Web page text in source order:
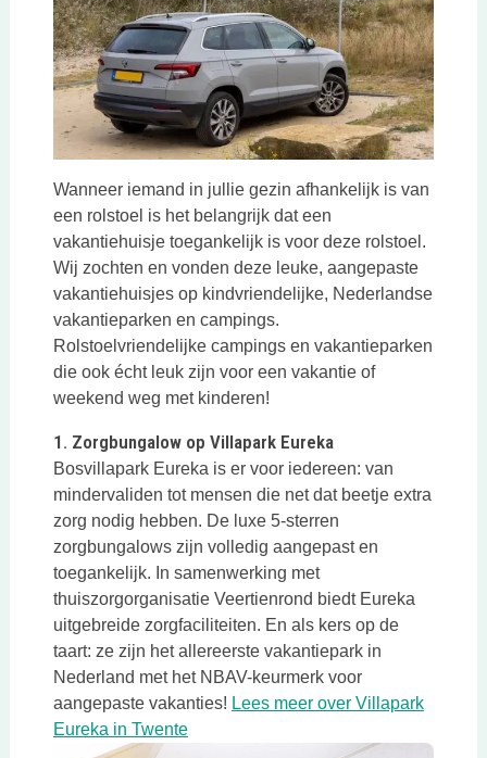
Wanneer iemand in jullie gezin afhankelijk is van
een rolstoel is het belangrijk dat een
vakantiehuisje toegankelijk is voor deze rolstoel.
Wij zochten en vonden deze leuke, aangepaste
vakantiehuisjes op kindvriendelijke, Nederlandse
vakantieparken en campings.
Rolstoelvriendelijke campings en vakantieparken
die ook écht leuk zijn voor een vakantie of
weekend weg met kinderen!
1. Zorgbungalow op Villapark Eureka
Bosvillapark Eureka is er voor iedereen: van
mindervaliden tot mensen die net dat beetje extra
zorg nodig hebben. De luxe 5-sterren
zorgbungalows zijn volledig aangepast en
toegankelijk. In samenwerking met
thuiszorgorganisatie Veertienrond biedt Eureka
uitgebreide zorgfaciliteiten. En als kers op de
taart: ze zijn het allereerste vakantiepark in
Nederland met het NBAV-keurmerk voor
aangepaste vakanties! Lees meer over Villapark
Eureka in TwenteDeze link opent in een nieuwe tab